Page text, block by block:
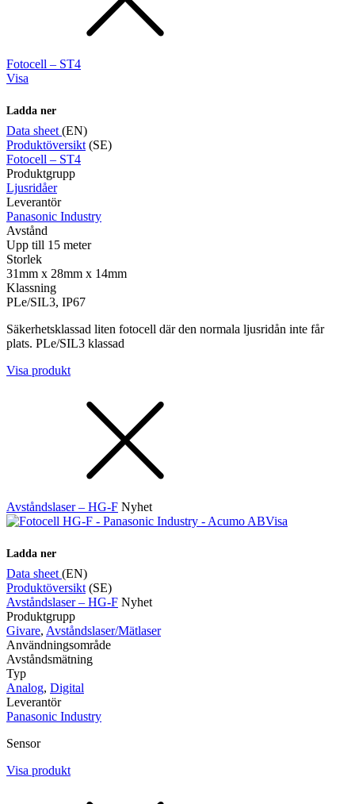
Fotocell – ST4
Visa
Ladda ner
Data sheet (EN)
Produktöversikt (SE)
Fotocell – ST4
Produktgrupp
Ljusridåer
Leverantör
Panasonic Industry
Avstånd
Upp till 15 meter
Storlek
31mm x 28mm x 14mm
Klassning
PLe/SIL3, IP67
Säkerhetsklassad liten fotocell där den normala ljusridån inte får
plats. PLe/SIL3 klassad
Visa produkt
Avståndslaser – HG-F Nyhet
Visa
Ladda ner
Data sheet (EN)
Produktöversikt (SE)
Avståndslaser – HG-F Nyhet
Produktgrupp
Givare, Avståndslaser/Mätlaser
Användningsområde
Avståndsmätning
Typ
Analog, Digital
Leverantör
Panasonic Industry
Sensor
Visa produkt